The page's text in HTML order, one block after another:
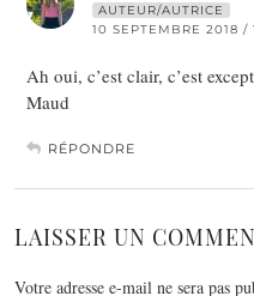
AUTEUR/AUTRICE
10 SEPTEMBRE 2018 /
Ah oui, c’est clair, c’est
Maud
RÉPONDRE
LAISSER UN
Votre adresse e-mail ne sera pas